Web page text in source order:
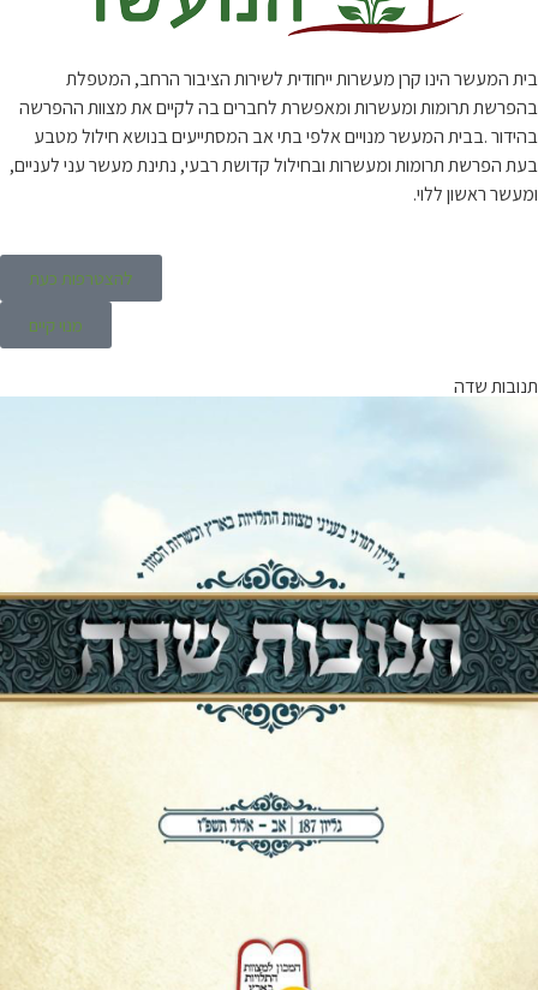
בית המעשר הינו קרן מעשרות ייחודית לשירות הציבור הרחב, המטפלת
בהפרשת תרומות ומעשרות ומאפשרת לחברים בה לקיים את מצוות ההפרשה
בהידור .בבית המעשר מנויים אלפי בתי אב המסתייעים בנושא חילול מטבע
בעת הפרשת תרומות ומעשרות ובחילול קדושת רבעי, נתינת מעשר עני לעניים,
ומעשר ראשון ללוי.
להצטרפות כעת
מנוי קיים
תנובות שדה